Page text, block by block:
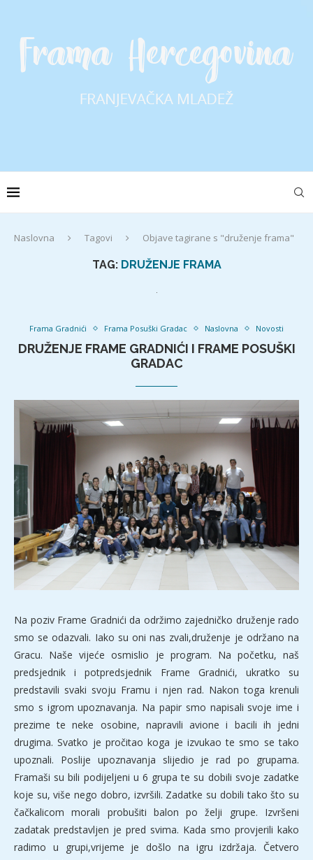
Naslovna Tagovi Objave tagirane s "druženje frama"
TAG: DRUŽENJE FRAMA
Frama Gradnići Frama Posuški Gradac Naslovna Novosti
DRUŽENJE FRAME GRADNIĆI I FRAME POSUŠKI
GRADAC
Na poziv Frame Gradnići da održimo zajedničko druženje rado
smo se odazvali. Iako su oni nas zvali,druženje je održano na
Gracu. Naše vijeće osmislio je program. Na početku, naš
predsjednik i potpredsjednik Frame Gradnići, ukratko su
predstavili svaki svoju Framu i njen rad. Nakon toga krenuli
smo s igrom upoznavanja. Na papir smo napisali svoje ime i
prezime te neke osobine, napravili avione i bacili ih jedni
drugima. Svatko je pročitao koga je izvukao te smo se tako
upoznali. Poslije upoznavanja slijedio je rad po grupama.
Framaši su bili podijeljeni u 6 grupa te su dobili svoje zadatke
koje su, više nego dobro, izvršili. Zadatke su dobili tako što su
čačkalicom morali probušiti balon po želji grupe. Izvršeni
zadatak predstavljen je pred svima. Kada smo provjerili kako
radimo u grupi,vrijeme je došlo na igru izdržaja. Četvero